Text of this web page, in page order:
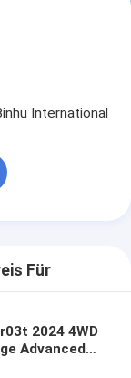
International
Für
2024 4WD
Advanced